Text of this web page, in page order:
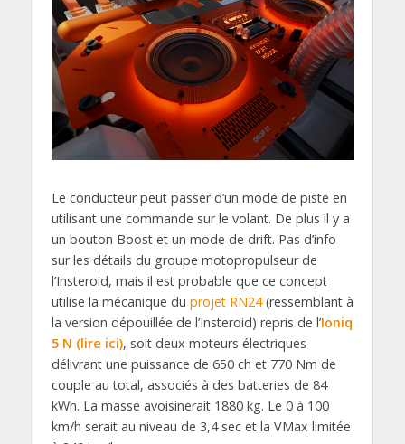
Le conducteur peut passer d’un mode de piste en
utilisant une commande sur le volant. De plus il y a
un bouton Boost et un mode de drift. Pas d’info
sur les détails du groupe motopropulseur de
l’Insteroid, mais il est probable que ce concept
utilise la mécanique du projet RN24(ressemblant à
la version dépouillée de l’Insteroid) repris de l’Ioniq
5 N (lire ici), soit deux moteurs électriques
délivrant une puissance de 650 ch et 770 Nm de
couple au total, associés à des batteries de 84
kWh. La masse avoisinerait 1880 kg. Le 0 à 100
km/h serait au niveau de 3,4 sec et la VMax limitée